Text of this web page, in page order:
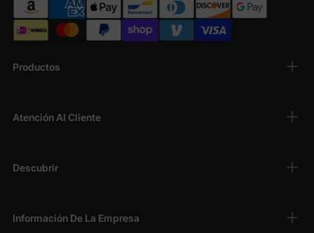
Productos
Atención Al Cliente
Descubrir
Información De La Empresa